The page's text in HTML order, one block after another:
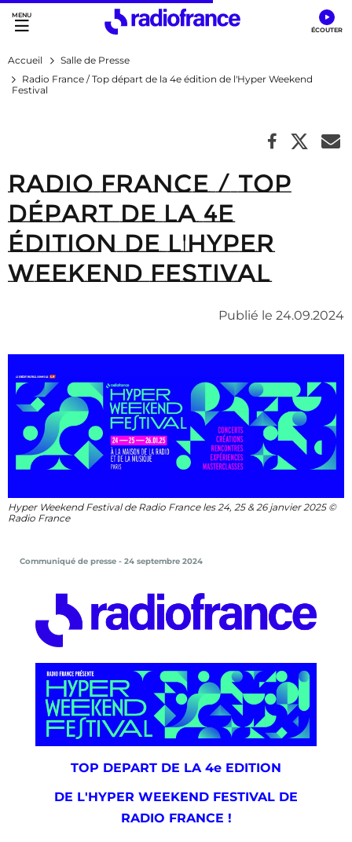
Accès direct :
Menu principal
Contenu
Accueil
Salle de Presse
Radio France / Top départ de la 4e édition de l'Hyper Weekend
Festival
Radio France / Top
départ de la 4e
édition de l'Hyper
Weekend Festival
Publié le 24.09.2024
Hyper Weekend Festival de Radio France les 24, 25 & 26 janvier 2025 ©
Radio France
Communiqué de presse - 24 septembre 2024
TOP DEPART DE LA 4e EDITION
DE L'HYPER WEEKEND FESTIVAL DE
RADIO FRANCE !